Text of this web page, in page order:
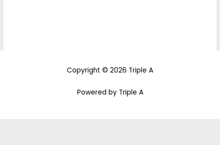
Copyright © 2026 Triple A
Powered by Triple A